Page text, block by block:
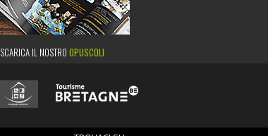
SCARICA IL NOSTRO OPUSCOLI